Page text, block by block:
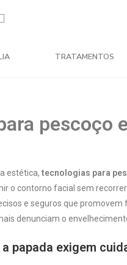
TRATAMENTOS
pescoço
estética, tecnologias para
o contorno facial sem
e seguros que
denunciam o
papada exigem